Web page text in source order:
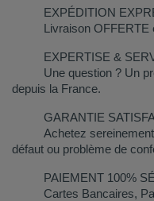
EXPÉDITION
Livraison OFFERTE
EXPERTISE &
Une question ? Un
depuis la France.
GARANTIE
Achetez
défaut ou problème de
PAIEMENT 100%
Cartes Bancaires,